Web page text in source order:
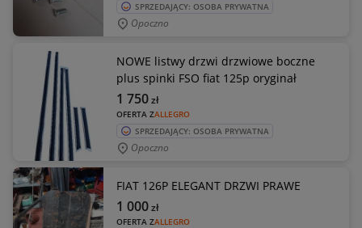
SPRZEDAJĄCY: OSOBA PRYWATNA
Opoczno
NOWE listwy drzwi drzwiowe boczne
plus spinki FSO fiat 125p oryginał
OFERTA ZALLEGRO
1 750zł
SPRZEDAJĄCY: OSOBA PRYWATNA
Opoczno
FIAT 126P ELEGANT DRZWI PRAWE
OFERTA ZALLEGRO
1 000zł